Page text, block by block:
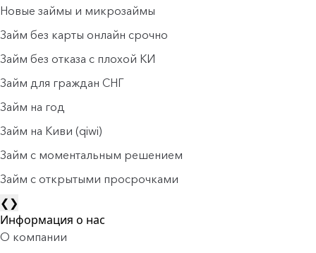
Новые займы и микрозаймы
Займ без карты онлайн срочно
Займ без отказа с плохой КИ
Займ для граждан СНГ
Займ на год
Займ на Киви (qiwi)
Займ c моментальным решением
Займ с открытыми просрочками
❮❯
Информация о нас
О компании